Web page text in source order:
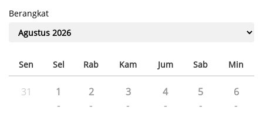
Berangkat
Sen Sel Rab Kam Jum Sab Min
31 1
-
2
-
3
-
4
-
5
-
6
-